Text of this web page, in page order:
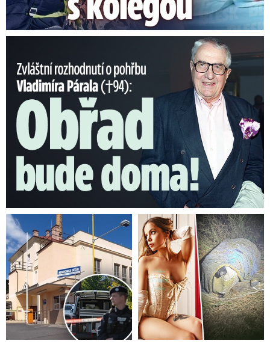
Má však potom vysokou úmrtnost – nepřežije ji
přes polovinu nakažených.Nepřenáší se
nicméně zatím vzduchem a ne z člověka na
člověka.
V Německu bojují s ptačí
chřipkou, zabili tam 77 tisíc
kusů drůbeže
Podívejte se, jak ve světě i v Česku bojovali
veterináři s ptačí chřipkou v minulosti:
Nečekané rozhodnutí o pohřbu Párala (†94): Obřad bude doma!